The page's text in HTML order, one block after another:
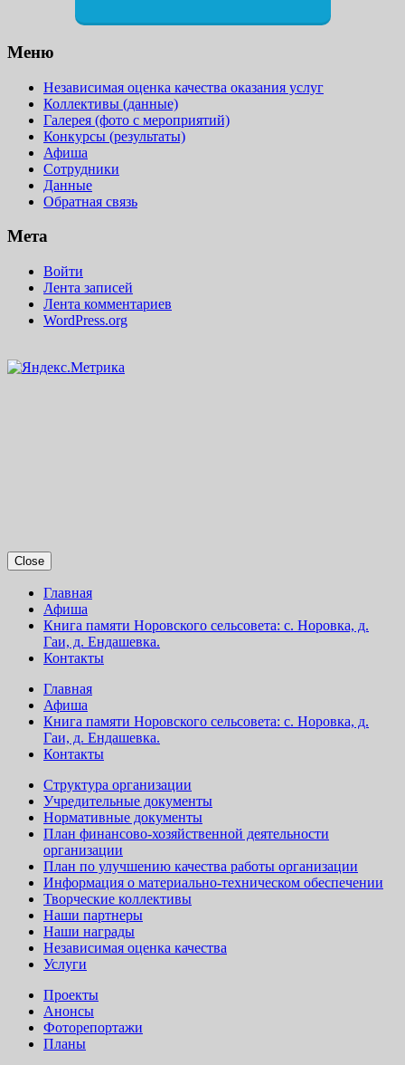
Меню
Независимая оценка качества оказания услуг
Коллективы (данные)
Галерея (фото с мероприятий)
Конкурсы (результаты)
Афиша
Сотрудники
Данные
Обратная связь
Мета
Войти
Лента записей
Лента комментариев
WordPress.org
Close
Главная
Афиша
Книга памяти Норовского сельсовета: с. Норовка, д.
Гаи, д. Ендашевка.
Контакты
Главная
Афиша
Книга памяти Норовского сельсовета: с. Норовка, д.
Гаи, д. Ендашевка.
Контакты
Структура организации
Учредительные документы
Нормативные документы
План финансово-хозяйственной деятельности
организации
План по улучшению качества работы организации
Информация о материально-техническом обеспечении
Творческие коллективы
Наши партнеры
Наши награды
Независимая оценка качества
Услуги
Проекты
Анонсы
Фоторепортажи
Планы